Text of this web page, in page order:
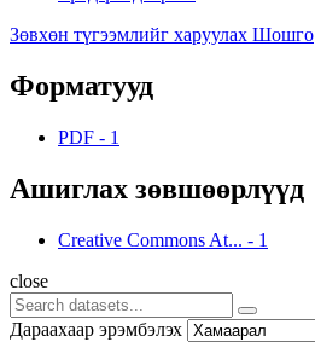
Зөвхөн түгээмлийг харуулах Шошго
Форматууд
PDF - 1
Ашиглах зөвшөөрлүүд
Creative Commons At... - 1
close
Дараахаар эрэмбэлэх